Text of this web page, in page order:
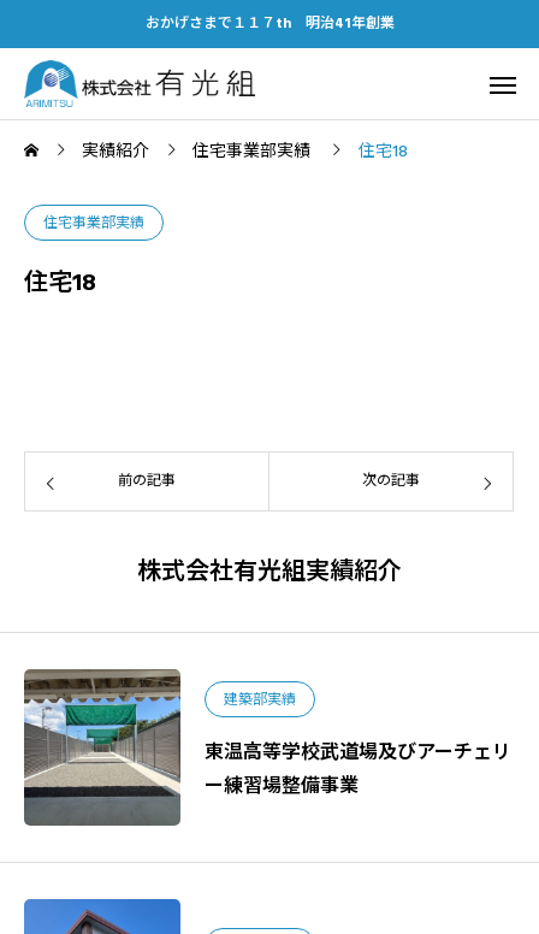
おかげさまで１１７th 明治41年創業
実績紹介 住宅事業部実績 住宅18
住宅事業部実績
住宅18
前の記事 次の記事
株式会社有光組実績紹介
建築部実績
東温高等学校武道場及びアーチェリ
ー練習場整備事業